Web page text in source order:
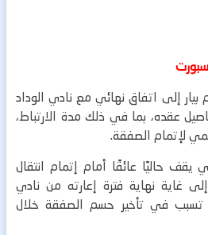
إلى اتفاق نهائي مع نادي الوداد
عقده، بما في ذلك مدة الارتباط،
لإتمام الصفقة.
يقف حاليًا عائقًا أمام إتمام انتقال
غاية نهاية فترة إعارته من نادي
تسبب في تأخير حسم الصفقة خلال